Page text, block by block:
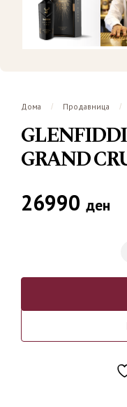
Дома / Продавница /
GRAND
26990 ден